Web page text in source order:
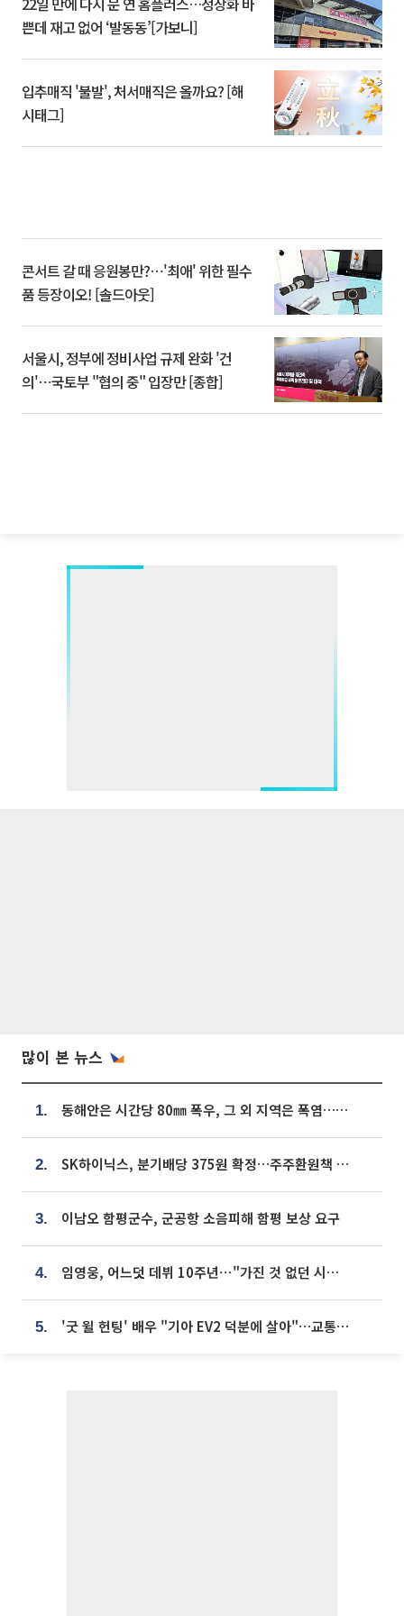
쁜데 재고 없어 ‘발동동’[가보니]
입추매직 '불발', 처서매직은 올까요? [해
시태그]
콘서트 갈 때 응원봉만?⋯'최애' 위한 필수
품 등장이오! [솔드아웃]
서울시, 정부에 정비사업 규제 완화 '건
의'⋯국토부 "협의 중" 입장만 [종합]
많이 본 뉴스
1. 동해안은 시간당 80㎜ 폭우, 그 외 지역은 폭염…‘극과 극 날씨’
2. SK하이닉스, 분기배당 375원 확정…주주환원책 9월로 앞당겨 발표
3. 이남오 함평군수, 군공항 소음피해 함평 보상 요구
4. 임영웅, 어느덧 데뷔 10주년⋯"가진 것 없던 시절, 내 앞엔 20명의 팬뿐"
5. '굿 윌 헌팅' 배우 "기아 EV2 덕분에 살아"…교통사고 후 안전성 극찬